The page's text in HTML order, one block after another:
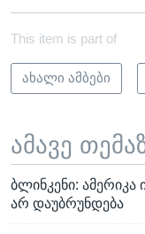
This item is part of
ახალი ამბები
ამავე
ბლინკენი: ამერიკა
არ დაუბრუნდება